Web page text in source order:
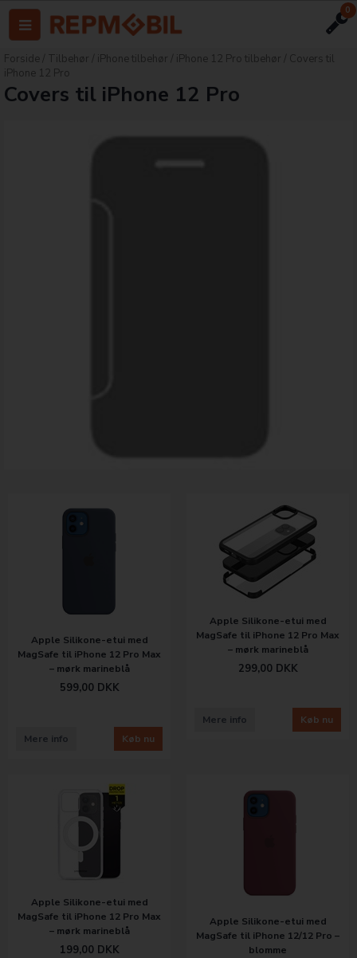
0
Forside Tilbehør iPhone tilbehør iPhone 12 Pro tilbehør
Covers til
iPhone 12 Pro
Covers til iPhone 12 Pro
Apple Silikone-etui med
MagSafe til iPhone 12 Pro Max
– mørk marineblå
599,00 DKK
Køb nu
Mere info
Apple Silikone-etui med
MagSafe til iPhone 12 Pro Max
– mørk marineblå
299,00 DKK
Køb nu
Mere info
Apple Silikone-etui med
MagSafe til iPhone 12 Pro Max
– mørk marineblå
199,00 DKK
Apple Silikone-etui med
MagSafe til iPhone 12/12 Pro –
blomme